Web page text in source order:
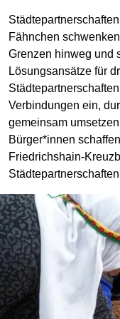
Fähnchen
Grenzen hinweg und
Lösungsansätze für
Verbindungen ein,
gemeinsam
Bürger*innen
Friedrichshain-